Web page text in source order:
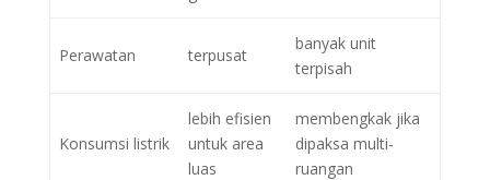
Perawatan terpusat
banyak unit
terpisah
Konsumsi listrik
lebih efisien
untuk area
luas
membengkak jika
dipaksa multi-
ruangan